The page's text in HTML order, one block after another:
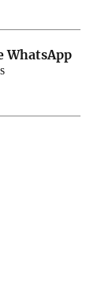
WhatsApp